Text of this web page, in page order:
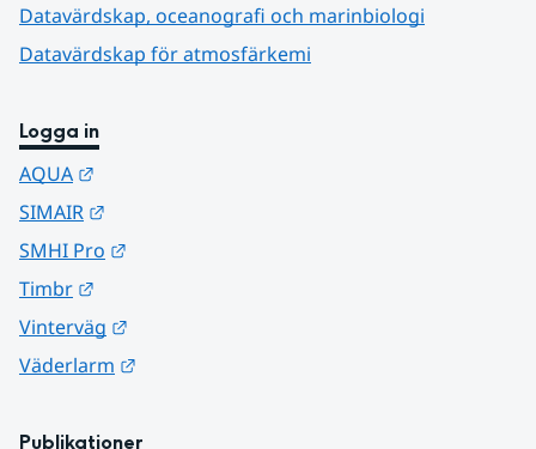
Datavärdskap, oceanografi och marinbiologi
Datavärdskap för atmosfärkemi
Logga in
AQUA
SIMAIR
SMHI Pro
Timbr
Vinterväg
Väderlarm
Publikationer